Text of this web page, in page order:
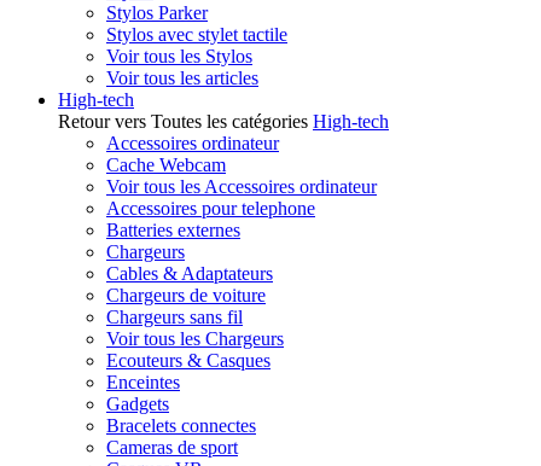
Stylos Parker
Stylos avec stylet tactile
Voir tous les Stylos
Voir tous les articles
High-tech
Retour vers Toutes les catégories High-tech
Accessoires ordinateur
Cache Webcam
Voir tous les Accessoires ordinateur
Accessoires pour telephone
Batteries externes
Chargeurs
Cables & Adaptateurs
Chargeurs de voiture
Chargeurs sans fil
Voir tous les Chargeurs
Ecouteurs & Casques
Enceintes
Gadgets
Bracelets connectes
Cameras de sport